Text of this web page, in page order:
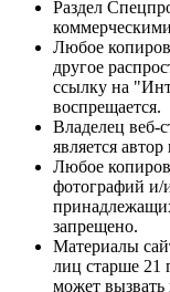
Раздел
Любое
другое
ссылку на
воспрещается.
Владелец веб-
является
Любое
фотографий и/
запрещено.
Материалы
лиц старше 21
может